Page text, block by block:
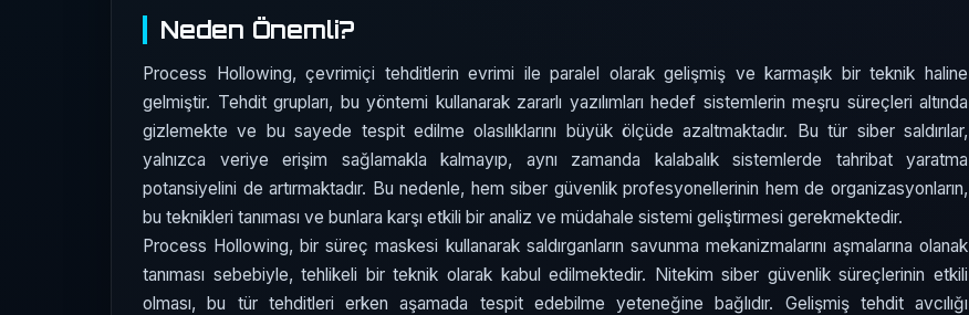
Neden Önemli?
Process Hollowing, çevrimiçi tehditlerin evrimi ile paralel olarak gelişmiş ve karmaşık bir teknik haline
gelmiştir. Tehdit grupları, bu yöntemi kullanarak zararlı yazılımları hedef sistemlerin meşru süreçleri altında
gizlemekte ve bu sayede tespit edilme olasılıklarını büyük ölçüde azaltmaktadır. Bu tür siber saldırılar,
yalnızca veriye erişim sağlamakla kalmayıp, aynı zamanda kalabalık sistemlerde tahribat yaratma
potansiyelini de artırmaktadır. Bu nedenle, hem siber güvenlik profesyonellerinin hem de organizasyonların,
bu teknikleri tanıması ve bunlara karşı etkili bir analiz ve müdahale sistemi geliştirmesi gerekmektedir.
Process Hollowing, bir süreç maskesi kullanarak saldırganların savunma mekanizmalarını aşmalarına olanak
tanıması sebebiyle, tehlikeli bir teknik olarak kabul edilmektedir. Nitekim siber güvenlik süreçlerinin etkili
olması, bu tür tehditleri erken aşamada tespit edebilme yeteneğine bağlıdır. Gelişmiş tehdit avcılığı